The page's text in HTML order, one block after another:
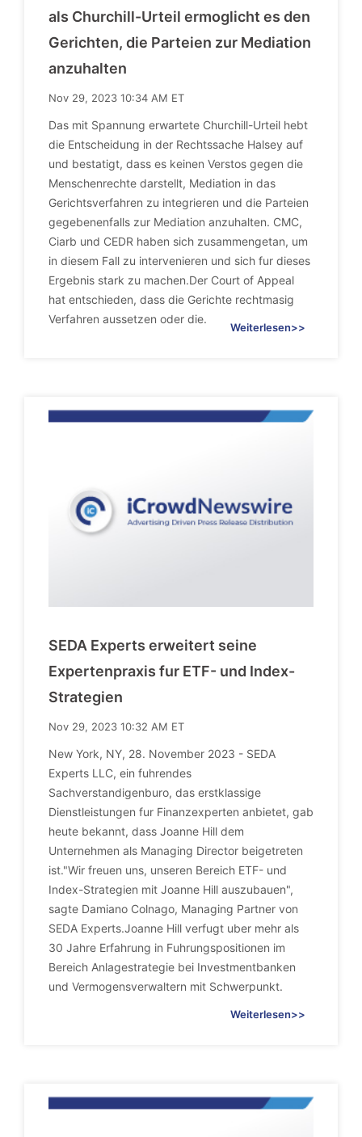
als Churchill-Urteil ermoglicht es den
Gerichten, die Parteien zur Mediation
anzuhalten
Nov 29, 2023 10:34 AM ET
Das mit Spannung erwartete Churchill-Urteil hebt
die Entscheidung in der Rechtssache Halsey auf
und bestatigt, dass es keinen Verstos gegen die
Menschenrechte darstellt, Mediation in das
Gerichtsverfahren zu integrieren und die Parteien
gegebenenfalls zur Mediation anzuhalten. CMC,
Ciarb und CEDR haben sich zusammengetan, um
in diesem Fall zu intervenieren und sich fur dieses
Ergebnis stark zu machen.Der Court of Appeal
hat entschieden, dass die Gerichte rechtmasig
Verfahren aussetzen oder die.
Weiterlesen>>
SEDA Experts erweitert seine
Expertenpraxis fur ETF- und Index-
Strategien
Nov 29, 2023 10:32 AM ET
New York, NY, 28. November 2023 - SEDA
Experts LLC, ein fuhrendes
Sachverstandigenburo, das erstklassige
Dienstleistungen fur Finanzexperten anbietet, gab
heute bekannt, dass Joanne Hill dem
Unternehmen als Managing Director beigetreten
ist."Wir freuen uns, unseren Bereich ETF- und
Index-Strategien mit Joanne Hill auszubauen",
sagte Damiano Colnago, Managing Partner von
SEDA Experts.Joanne Hill verfugt uber mehr als
30 Jahre Erfahrung in Fuhrungspositionen im
Bereich Anlagestrategie bei Investmentbanken
und Vermogensverwaltern mit Schwerpunkt.
Weiterlesen>>